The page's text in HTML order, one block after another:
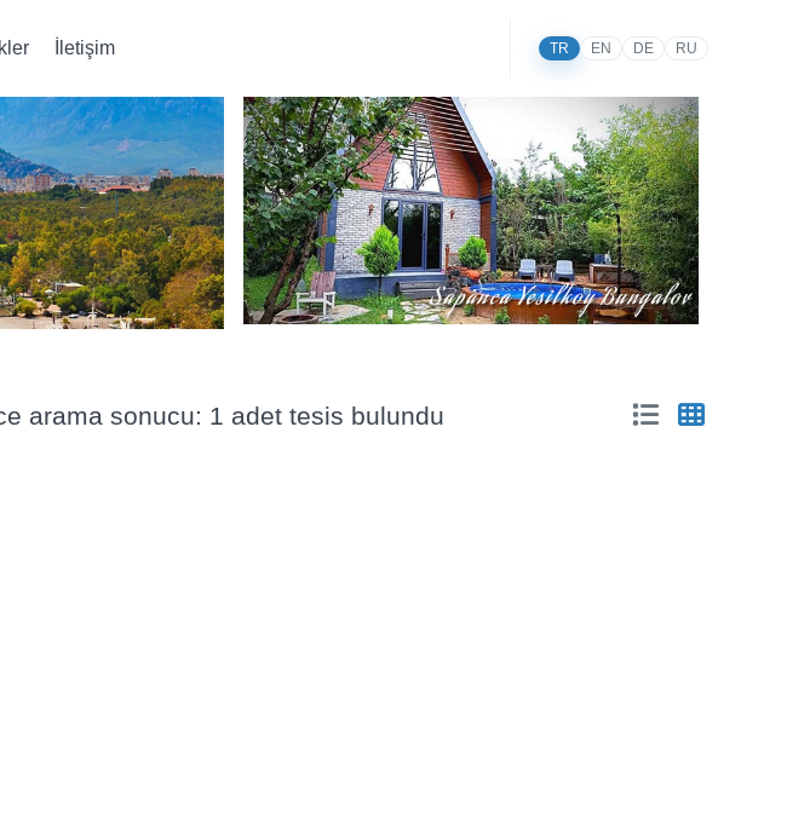
İletişim TR EN DE RU
arama sonucu: 1 adet tesis bulundu